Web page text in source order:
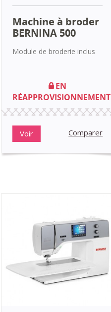
Machine à broder
BERNINA 500
Module de broderie inclus
EN
RÉAPPROVISIONNEMENT
Voir Comparer